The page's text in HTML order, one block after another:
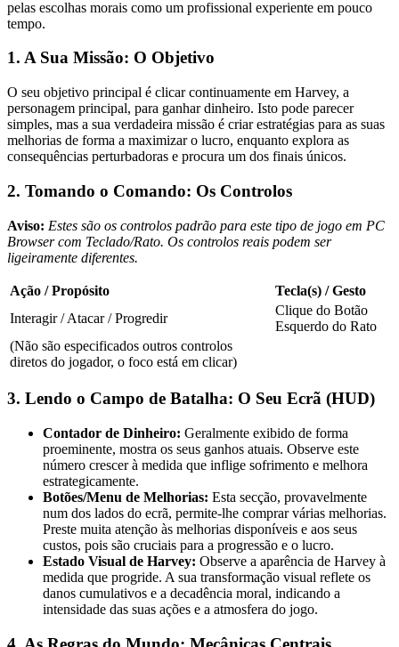
pelas escolhas morais como um profissional experiente em pouco
tempo.
1. A Sua Missão: O Objetivo
O seu objetivo principal é clicar continuamente em Harvey, a
personagem principal, para ganhar dinheiro. Isto pode parecer
simples, mas a sua verdadeira missão é criar estratégias para as suas
melhorias de forma a maximizar o lucro, enquanto explora as
consequências perturbadoras e procura um dos finais únicos.
2. Tomando o Comando: Os Controlos
Aviso: Estes são os controlos padrão para este tipo de jogo em PC
Browser com Teclado/Rato. Os controlos reais podem ser
ligeiramente diferentes.
Ação / Propósito
Tecla(s) / Gesto
Interagir / Atacar / Progredir
Clique do Botão
Esquerdo do Rato
(Não são especificados outros controlos
diretos do jogador, o foco está em clicar)
3. Lendo o Campo de Batalha: O Seu Ecrã (HUD)
Contador de Dinheiro: Geralmente exibido de forma
proeminente, mostra os seus ganhos atuais. Observe este
número crescer à medida que inflige sofrimento e melhora
estrategicamente.
Botões/Menu de Melhorias: Esta secção, provavelmente
num dos lados do ecrã, permite-lhe comprar várias melhorias.
Preste muita atenção às melhorias disponíveis e aos seus
custos, pois são cruciais para a progressão e o lucro.
Estado Visual de Harvey: Observe a aparência de Harvey à
medida que progride. A sua transformação visual reflete os
danos cumulativos e a decadência moral, indicando a
intensidade das suas ações e a atmosfera do jogo.